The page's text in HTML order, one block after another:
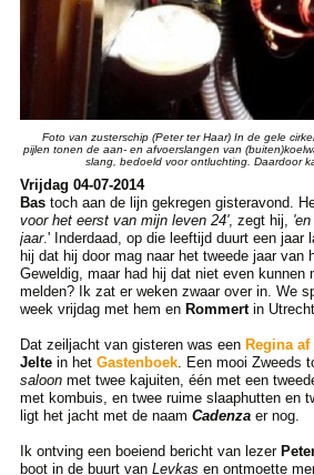
Foto van zusterschip (Peter ter Haar) In de gele
pijlen tonen de aan- en afvoerslangen van
slang, bedoeld voor ontluchting. Daardoor
Vrijdag 04-07-2014
Bastoch aan de lijn gekregen gisteravond.
voor het eerst van mijn leven 24', zegt hij,
jaar.' Inderdaad, op die leeftijd duurt een jaar
hij dat hij door mag naar het tweede jaar van
Geweldig, maar had hij dat niet even kunnen
melden? Ik zat er weken zwaar over in. We
week vrijdag met hem en Rommertin
Dat zeiljacht van gisteren was een Regina
Jeltein het Gastenboek. Een mooi Zweeds
saloonmet twee kajuiten, één met een
met kombuis, en twee ruime slaaphutten en
ligt het jacht met de naam Cadenzaer nog.
Ik ontving een boeiend bericht van lezer
boot in de buurt van Levkas en ontmoette